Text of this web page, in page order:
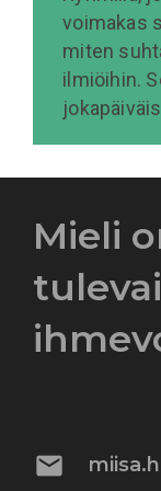
voimakas
miten
ilmiöihin.
Mieli
mail